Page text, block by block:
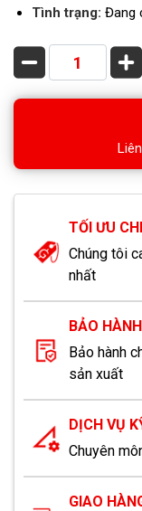
Tình trạng: Đang
TỐI ƯU
Chúng tôi
nhất
BẢO
Bảo hành
sản xuất
DỊCH VỤ
Chuyên
GIAO